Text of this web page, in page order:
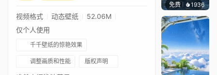
视频格式 动态壁纸
52.06M
仅个人使用
千千壁纸的惊艳效果
调整画质和性能 版权声明
免费 1936
千千壁纸
等作者